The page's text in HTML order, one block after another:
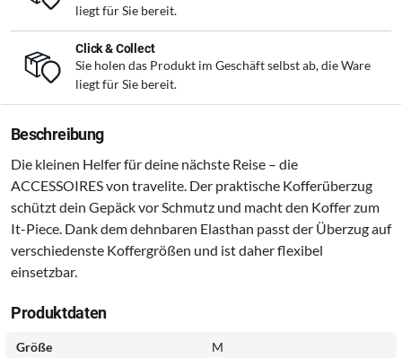
liegt für Sie bereit.
Click & Collect
Sie holen das Produkt im Geschäft selbst ab, die Ware
liegt für Sie bereit.
Beschreibung
Die kleinen Helfer für deine nächste Reise – die
ACCESSOIRES von travelite. Der praktische Kofferüberzug
schützt dein Gepäck vor Schmutz und macht den Koffer zum
It-Piece. Dank dem dehnbaren Elasthan passt der Überzug auf
verschiedenste Koffergrößen und ist daher flexibel
einsetzbar.
Produktdaten
Größe
M